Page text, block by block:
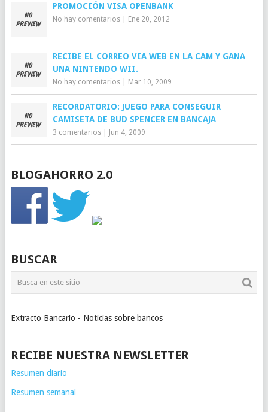
PROMOCIÓN VISA OPENBANK
No hay comentarios| Ene 20, 2012
RECIBE EL CORREO VIA WEB EN LA CAM Y GANA
UNA NINTENDO WII.
No hay comentarios| Mar 10, 2009
RECORDATORIO: JUEGO PARA CONSEGUIR
CAMISETA DE BUD SPENCER EN BANCAJA
3 comentarios| Jun 4, 2009
BLOGAHORRO 2.0
BUSCAR
Extracto Bancario - Noticias sobre bancos
RECIBE NUESTRA NEWSLETTER
Resumen diario
Resumen semanal